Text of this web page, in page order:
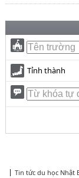
Tỉnh thành
Tin tức du học Nhật